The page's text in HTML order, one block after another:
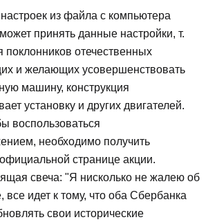
настроек из файла с компьютера
принять данные настройки, т.
поклонников отечественных
и желающих усовершенствовать
машину, конструкция
установку и других двигателей.
воспользоваться
необходимо получить
странице акции.
свеча: "Я нисколько не жалею об
идет к тому, что оба Сбербанка
свои исторические